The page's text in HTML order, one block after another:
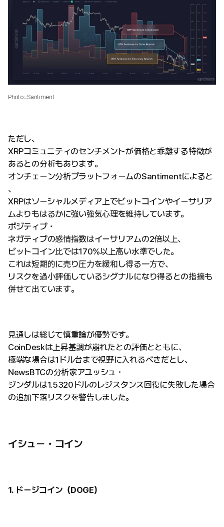
Photo=Santiment
ただし、
XRPコミュニティのセンチメントが価格と乖離する特徴が
あるとの分析もあります。
オンチェーン分析プラットフォームのSantimentによると
、
XRPはソーシャルメディア上でビットコインやイーサリア
ムよりもはるかに強い強気心理を維持しています。
ポジティブ・
ネガティブの感情指数はイーサリアムの2倍以上、
ビットコイン比では170%以上高い水準でした。
これは短期的に売り圧力を緩和し得る一方で、
リスクを過小評価しているシグナルになり得るとの指摘も
併せて出ています。
見通しは総じて慎重論が優勢です。
CoinDeskは上昇基調が崩れたとの評価とともに、
極端な場合は1ドル台まで視野に入れるべきだとし、
NewsBTCの分析家アユッシュ・
ジンダルは1.5320ドルのレジスタンス回復に失敗した場合
の追加下落リスクを警告しました。
イシュー・コイン
1. ドージコイン（DOGE）